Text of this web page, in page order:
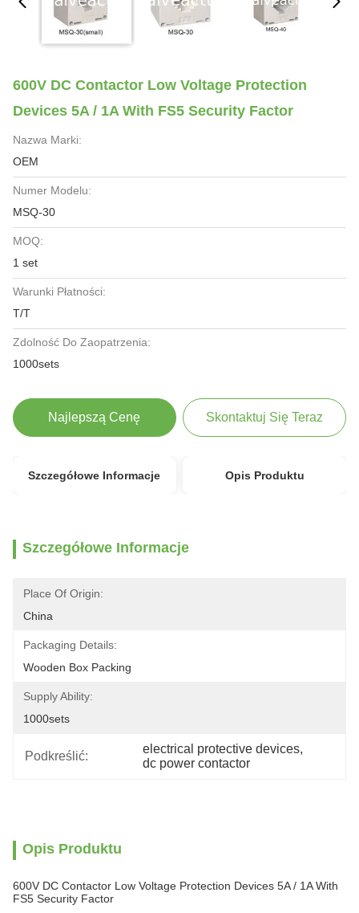
600V DC Contactor Low Voltage Protection
Devices 5A / 1A With FS5 Security Factor
Nazwa Marki:
OEM
Numer Modelu:
MSQ-30
MOQ:
1 set
Warunki Płatności:
T/T
Zdolność Do Zaopatrzenia:
1000sets
Najlepszą Cenę Skontaktuj Się Teraz
Szczegółowe Informacje Opis Produktu
Szczegółowe Informacje
Place Of Origin:
China
Packaging Details:
Wooden Box Packing
Supply Ability:
1000sets
Podkreślić:
electrical protective devices,
dc power contactor
Opis Produktu
600V DC Contactor Low Voltage Protection Devices 5A / 1A With
FS5 Security Factor